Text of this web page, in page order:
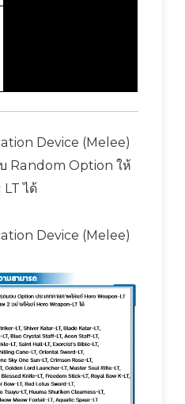
Device (Melee)
Random Option ให้
LT ได้
Device (Melee)